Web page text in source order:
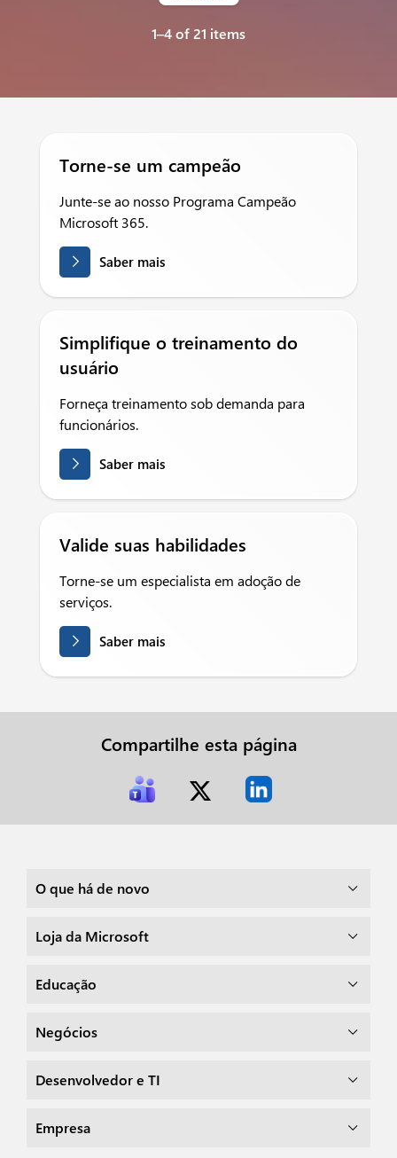
1–4 of 21 items
Torne-se um campeão
Junte-se ao nosso Programa Campeão
Microsoft 365.
Saber mais
Simplifique o treinamento do
usuário
Forneça treinamento sob demanda para
funcionários.
Saber mais
Valide suas habilidades
Torne-se um especialista em adoção de
serviços.
Saber mais
Compartilhe esta página
O que há de novo
Loja da Microsoft
Educação
Negócios
Desenvolvedor e TI
Empresa